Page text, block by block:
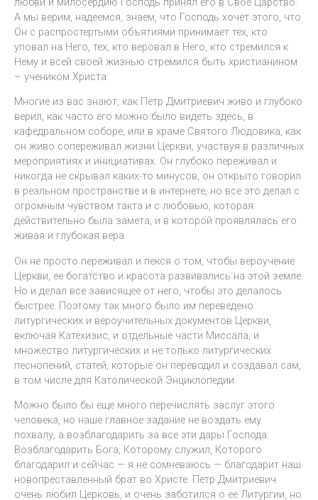
А мы верим, надеемся, знаем, что Господь хочет этого, что
Он с распростертыми объятиями принимает тех, кто
уповал на Него, тех, кто веровал в Него, кто стремился к
Нему и всей своей жизнью стремился быть христианином
– учеником Христа.
Многие из вас знают, как Петр Дмитриевич живо и глубоко
верил, как часто его можно было видеть здесь, в
кафедральном соборе, или в храме Святого Людовика, как
он живо сопереживал жизни Церкви, участвуя в различных
мероприятиях и инициативах. Он глубоко переживал и
никогда не скрывал каких-то минусов, он открыто говорил
в реальном пространстве и в интернете, но все это делал с
огромным чувством такта и с любовью, которая
действительно была замета, и в которой проявлялась его
живая и глубокая вера.
Он не просто переживал и пекся о том, чтобы вероучение
Церкви, ее богатство и красота развивались на этой земле.
Но и делал все зависящее от него, чтобы это делалось
быстрее. Поэтому так много было им переведено
литургических и вероучительных документов Церкви,
включая Катехизис, и отдельные части Миссала, и
множество литургических и не только литургических
песнопений, статей, которые он переводил и создавал сам,
в том числе для Католической Энциклопедии.
Можно было бы еще много перечислять заслуг этого
человека, но наше главное задание не воздать ему
похвалу, а возблагодарить за все эти дары Господа.
Возблагодарить Бога, Которому служил, Которого
благодарил и сейчас — я не сомневаюсь — благодарит наш
новопреставленный брат во Христе. Петр Дмитриевич
очень любил Церковь, и очень заботился о ее Литургии, но